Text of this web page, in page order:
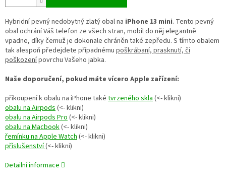
Hybridní pevný nedobytný zlatý obal na iPhone 13 mini. Tento pevný
obal ochrání Váš telefon ze všech stran, mobil do něj elegantně
vpadne, díky čemuž je dokonale chráněn také zepředu. S tímto obalem
tak alespoň předejdete případnému poškrábaní, prasknutí, či
poškozenípovrchu Vašeho jabka.
Naše doporučení, pokud máte vícero Apple zařízení:
přikoupení k obalu na iPhone také tvrzeného skla(<- klikni)
obalu na Airpods(<- klikni)
obalu na Airpods Pro(<- klikni)
obalu na Macbook(<- klikni)
řemínku na Apple Watch(<- klikni)
příslušenství(<- klikni)
Detailní informace